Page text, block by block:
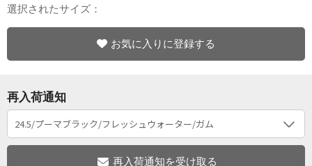
選択されたサイズ：
お気に入りに登録する
再入荷通知